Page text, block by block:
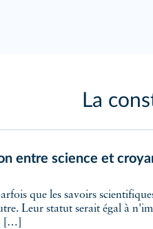
La
entre science et
que les savoirs
Leur statut serait égal à
[…]